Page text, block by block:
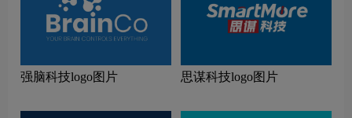
强脑科技logo图片 思谋科技logo图片